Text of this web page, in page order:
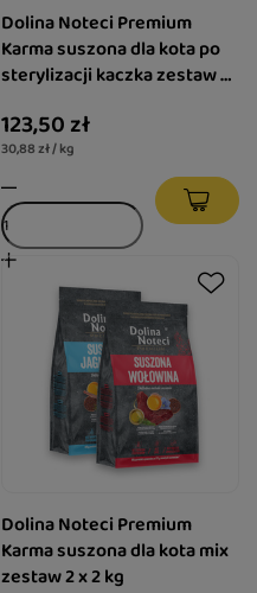
Dolina Noteci Premium
Karma suszona dla kota po
sterylizacji kaczka zestaw 2
123,50 zł
30,88 zł / kg
Dolina Noteci Premium
Karma suszona dla kota mix
zestaw 2 x 2 kg